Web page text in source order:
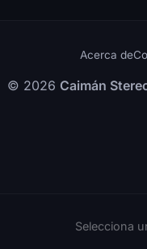
Acerca de
© 2026 Caimán
Selecciona